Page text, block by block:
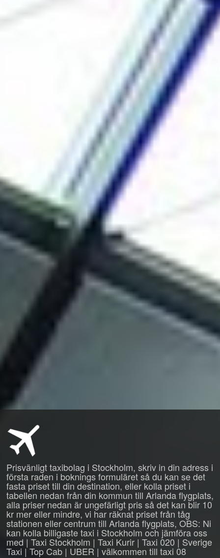
Prisvänligt taxibolag i Stockholm, skriv in din adress i
första raden i boknings formuläret så du kan se det
fasta priset till din destination, eller kolla priset i
tabellen nedan från din kommun till Arlanda flygplats,
alla priser nedan är ungefärligt pris så det kan blir 10
kr mer eller mindre, vi har räknat priset från tåg
stationen eller centrum till Arlanda flygplats, OBS: Ni
kan kolla billigaste taxi i Stockholm och jämföra oss
med | Taxi Stockholm | Taxi Kurir | Taxi 020 | Sverige
Taxi | Top Cab | UBER | välkommen till taxi 08